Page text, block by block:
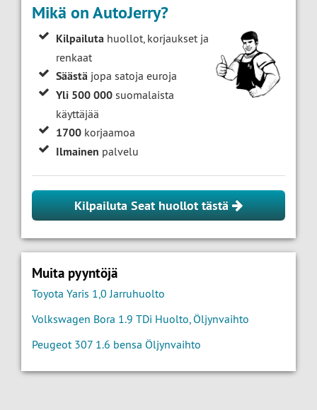
Mikä on AutoJerry?
Kilpailuta huollot, korjaukset ja
renkaat
Säästä jopa satoja euroja
Yli 500 000 suomalaista
käyttäjää
1700 korjaamoa
Ilmainen palvelu
Kilpailuta Seat huollot tästä
Muita pyyntöjä
Toyota Yaris 1,0 Jarruhuolto
Volkswagen Bora 1.9 TDi Huolto, Öljynvaihto
Peugeot 307 1.6 bensa Öljynvaihto